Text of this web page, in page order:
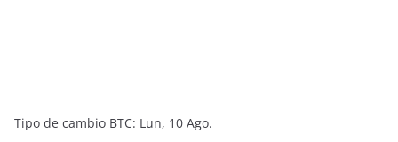
Tipo de cambio BTC: Lun, 10 Ago.